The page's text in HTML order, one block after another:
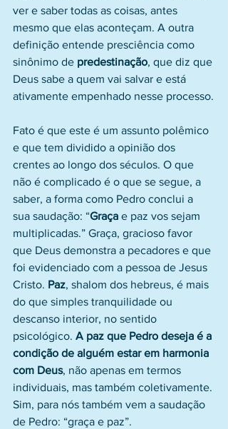
ver e saber todas as coisas, antes
mesmo que elas aconteçam. A outra
definição entende presciência como
sinônimo de predestinação, que diz que
Deus sabe a quem vai salvar e está
ativamente empenhado nesse processo.
Fato é que este é um assunto polêmico
e que tem dividido a opinião dos
crentes ao longo dos séculos. O que
não é complicado é o que se segue, a
saber, a forma como Pedro conclui a
sua saudação: “Graça e paz vos sejam
multiplicadas.” Graça, gracioso favor
que Deus demonstra a pecadores e que
foi evidenciado com a pessoa de Jesus
Cristo. Paz, shalom dos hebreus, é mais
do que simples tranquilidade ou
descanso interior, no sentido
psicológico. A paz que Pedro deseja é a
condição de alguém estar em harmonia
com Deus, não apenas em termos
individuais, mas também coletivamente.
Sim, para nós também vem a saudação
de Pedro: “graça e paz”.